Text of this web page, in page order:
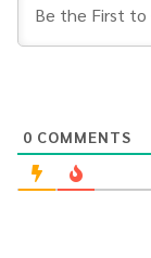
0 COMMENTS